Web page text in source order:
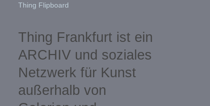
Thing Flipboard
Thing Frankfurt ist ein
ARCHIV und soziales
Netzwerk für Kunst
außerhalb von